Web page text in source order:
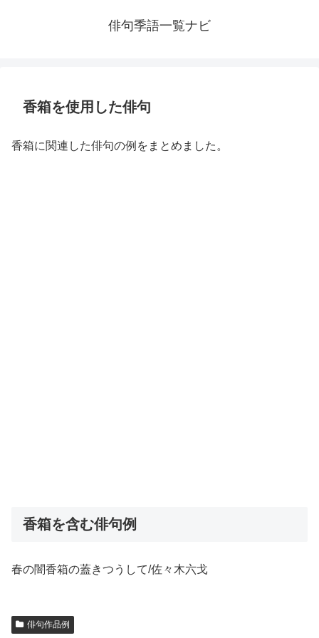
俳句季語一覧ナビ
香箱を使用した俳句
香箱に関連した俳句の例をまとめました。
香箱を含む俳句例
春の闇香箱の蓋きつうして/佐々木六戈
俳句作品例